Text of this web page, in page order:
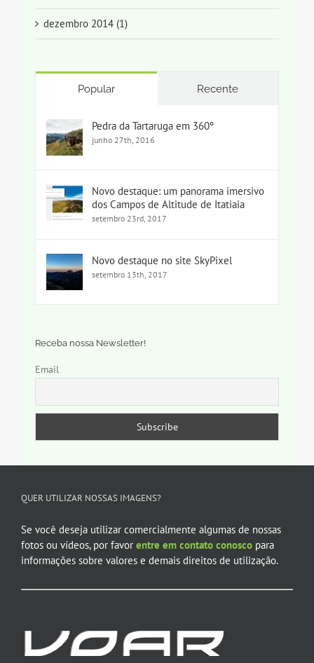
dezembro 2014 (1)
Popular Recente
Pedra da Tartaruga em 360º
junho 27th, 2016
Novo destaque: um panorama imersivo
dos Campos de Altitude de Itatiaia
setembro 23rd, 2017
Novo destaque no site SkyPixel
setembro 13th, 2017
Receba nossa Newsletter!
Email
QUER UTILIZAR NOSSAS IMAGENS?
Se você deseja utilizar comercialmente algumas de nossas
fotos ou vídeos, por favor entre em contato conosco para
informações sobre valores e demais direitos de utilização.